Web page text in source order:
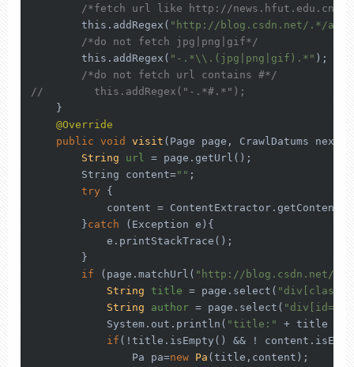
/*fetch url like http://news.hfut.edu.cn/
this .addRegex( "http://blog.csdn.net/.*/
/*do not fetch jpg|png|gif*/
this .addRegex( "-.*\\.(jpg|png|gif).*" );
/*do not fetch url contains #*/
//        this.addRegex("-.*#.*");
    }
@Override
public void visit (Page page, CrawlDatums next)
String
url = page.getUrl();
        String content=
"" ;
try {
content =
        }
catch (Exception e){
            e.printStackTrace();
        }
if (page.matchUrl( "http://blog.csdn.net/
String
title = page.select(
String
author = page.select(
            System.out.println(
"title:" + title +
if (!title.isEmpty() && !
                Pa pa=
new Pa (title,content);